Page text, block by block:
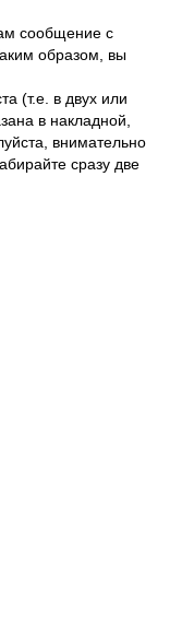
сообщение с
образом, вы
(т.е. в двух или
в накладной,
внимательно
сразу две